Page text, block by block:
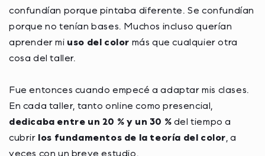
confundían porque pintaba diferente. Se confundían
porque no tenían bases. Muchos incluso querían
aprender mi uso del color más que cualquier otra
cosa del taller.
Fue entonces cuando empecé a adaptar mis clases.
En cada taller, tanto online como presencial,
dedicaba entre un 20 % y un 30 % del tiempo a
cubrir los fundamentos de la teoría del color , a
veces con un breve estudio.